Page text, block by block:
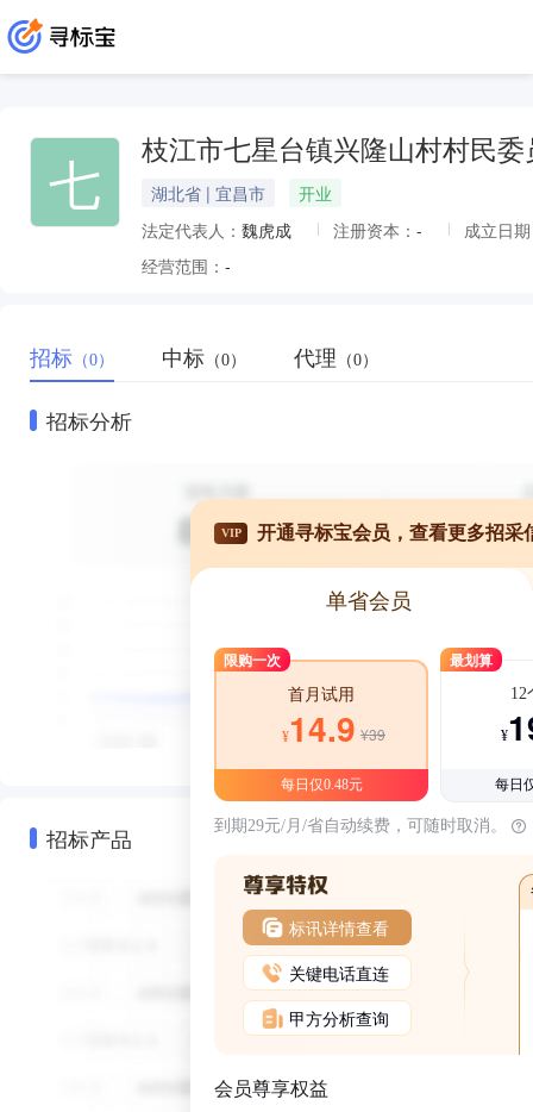
七 枝江市七星台镇兴隆山村村民委
湖北省 | 宜昌市
开业
法定代表人： 魏虎成 注册资本： -
成立日
经营范围： -
招标 （0） 中标 （0） 代理 （0）
招标分析
招标产品
VIP 开通寻标宝会员，查看更多招采
单省会员
限购一次
首月试用
¥14.9 ¥39
每日仅0.48元
最划算
12
¥
每日
到期29元/月/省自动续费，可随时取消。
标讯详情查看
关键电话直连
甲方分析查询
会员尊享权益